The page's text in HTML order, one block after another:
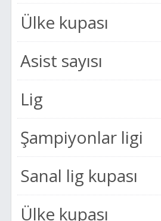
Ülke kupası
Asist sayısı
Lig
Şampiyonlar ligi
Sanal lig kupası
Ülke kupası